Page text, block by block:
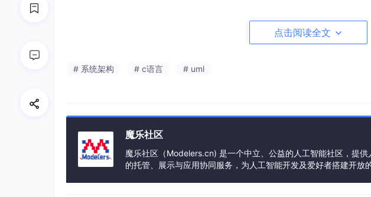
点击阅读全文
# 系统架构 # c语言 # uml
魔乐社区
魔乐社区（Modelers.cn) 是一个中立、公益的人工智能社区，提
的托管、展示与应用协同服务，为人工智能开发及爱好者搭建开放